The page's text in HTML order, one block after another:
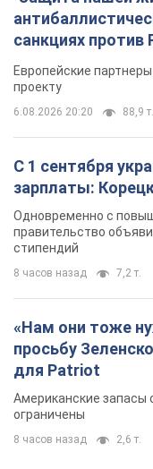
зарплаты:
Одновременно с
стипендий
8 часов назад
просьбу
для Patriot
Американские запасы
ограничены